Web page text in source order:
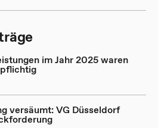
im Jahr 2025 waren
versäumt: VG Düsseldorf